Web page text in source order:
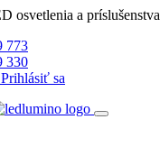
osvetlenia a príslušenstva
773
330
sa